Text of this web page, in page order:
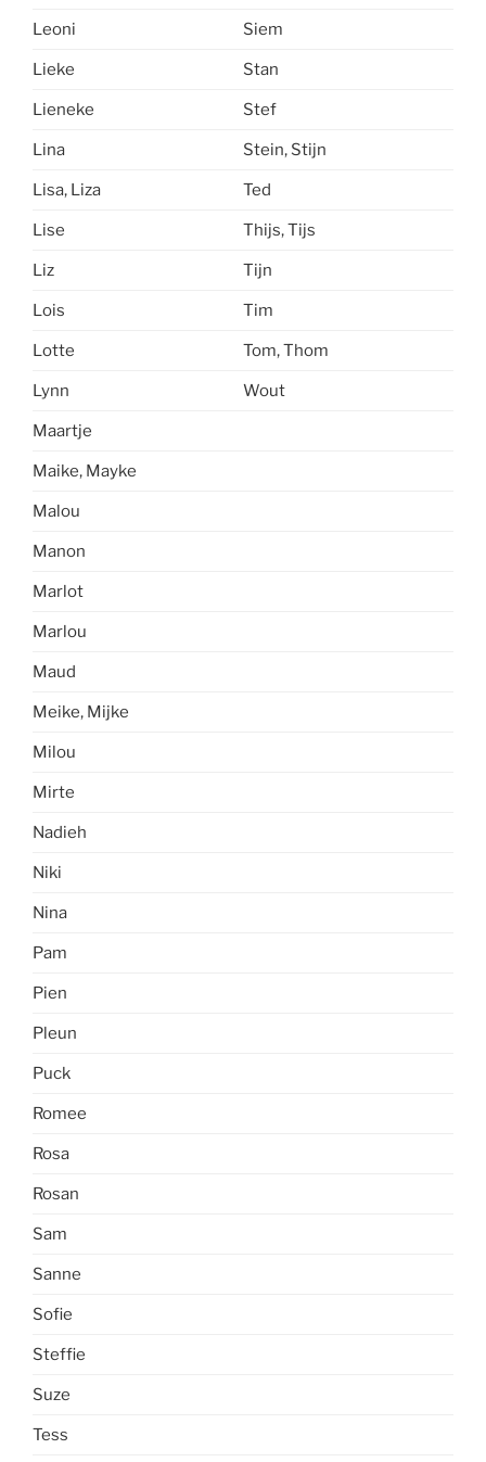
Leoni Siem
Lieke Stan
Lieneke Stef
Lina Stein, Stijn
Lisa, Liza Ted
Lise Thijs, Tijs
Liz Tijn
Lois Tim
Lotte Tom, Thom
Lynn Wout
Maartje
Maike, Mayke
Malou
Manon
Marlot
Marlou
Maud
Meike, Mijke
Milou
Mirte
Nadieh
Niki
Nina
Pam
Pien
Pleun
Puck
Romee
Rosa
Rosan
Sam
Sanne
Sofie
Steffie
Suze
Tess